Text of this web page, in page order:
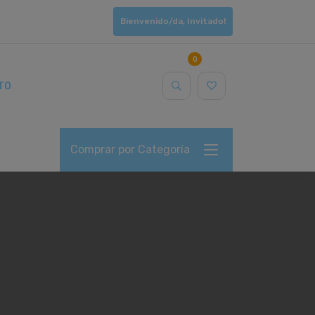
Bienvenido/da, Invitado!
0
Comprar por Categoría